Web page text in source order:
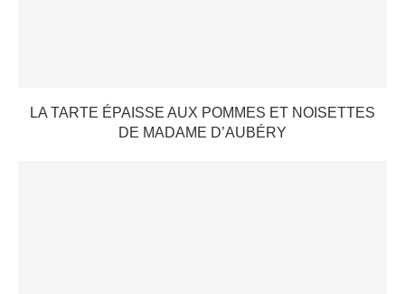
LA TARTE ÉPAISSE AUX POMMES ET NOISETTES
DE MADAME D’AUBÉRY